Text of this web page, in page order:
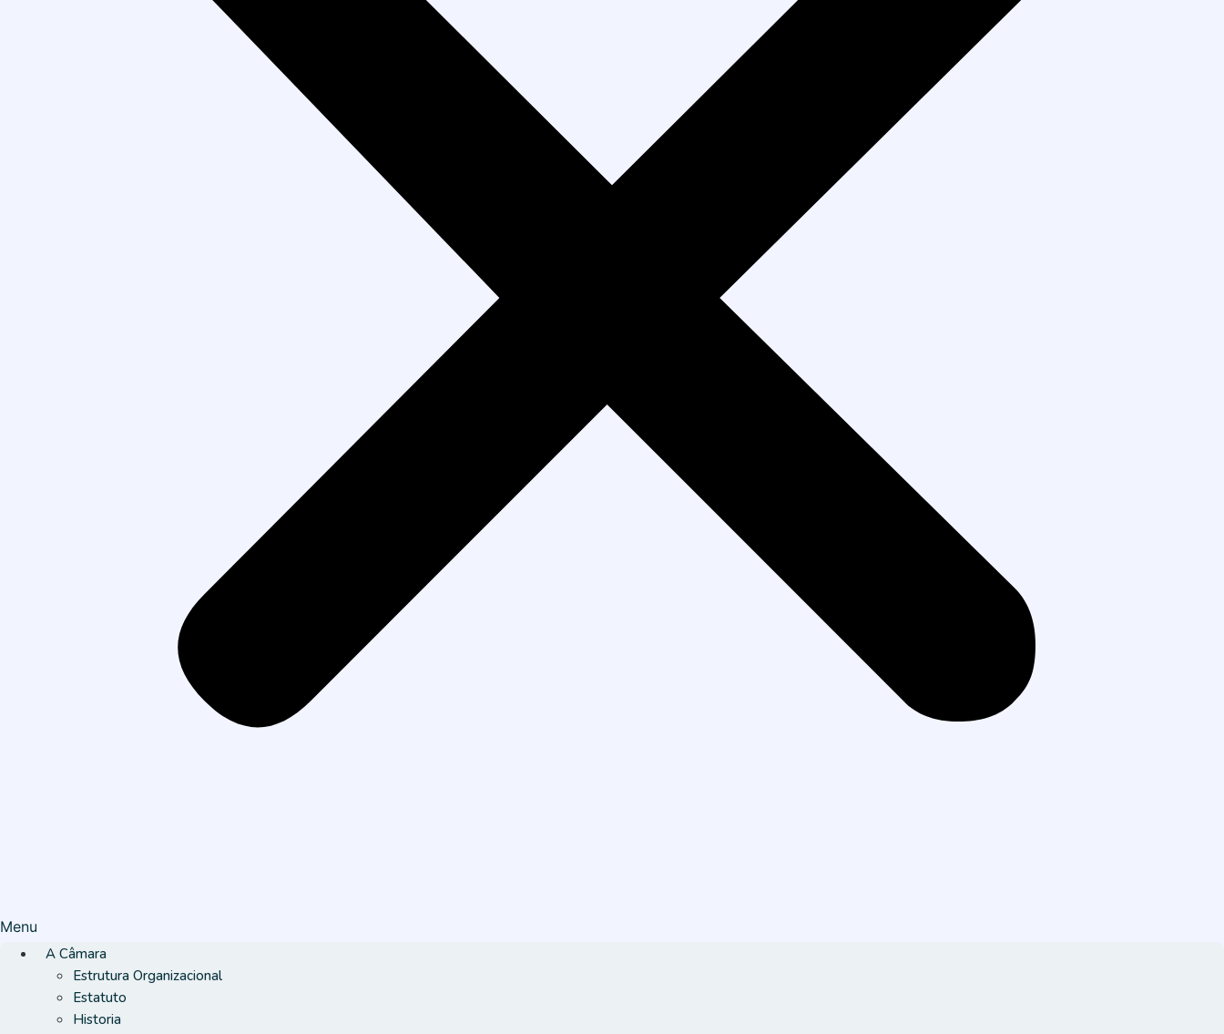
Menu
A Câmara
Estrutura Organizacional
Estatuto
Historia